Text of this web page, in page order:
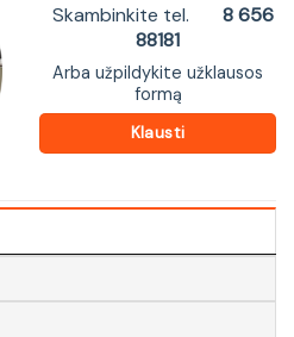
Skambinkite tel.
8 656
88181
Arba užpildykite užklausos
formą
Klausti